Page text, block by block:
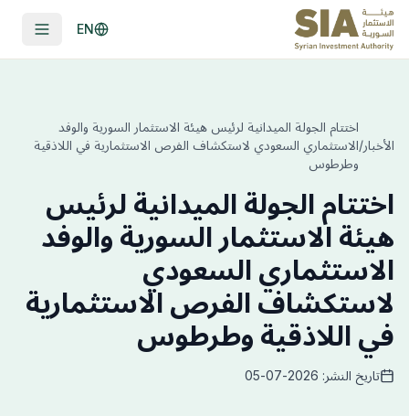
EN
الأخبار/
اختتام الجولة الميدانية لرئيس هيئة الاستثمار السورية والوفد
الاستثماري السعودي لاستكشاف الفرص الاستثمارية في اللاذقية
وطرطوس
اختتام الجولة الميدانية لرئيس
هيئة الاستثمار السورية والوفد
الاستثماري السعودي
لاستكشاف الفرص الاستثمارية
في اللاذقية وطرطوس
تاريخ النشر: 2026-07-05